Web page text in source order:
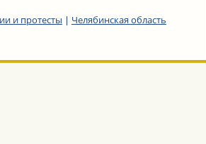
и протесты | Челябинская область